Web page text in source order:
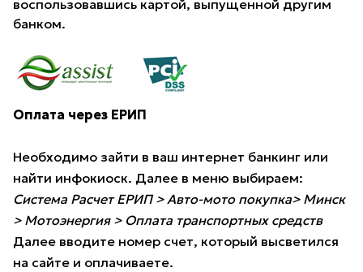
воспользовавшись картой, выпущенной другим
банком.
Оплата через ЕРИП
Необходимо зайти в ваш интернет банкинг или
найти инфокиоск. Далее в меню выбираем:
Система Расчет ЕРИП > Авто-мото покупка> Минск
> Мотоэнергия > Оплата транспортных средств
Далее вводите номер счет, который высветился
на сайте и оплачиваете.